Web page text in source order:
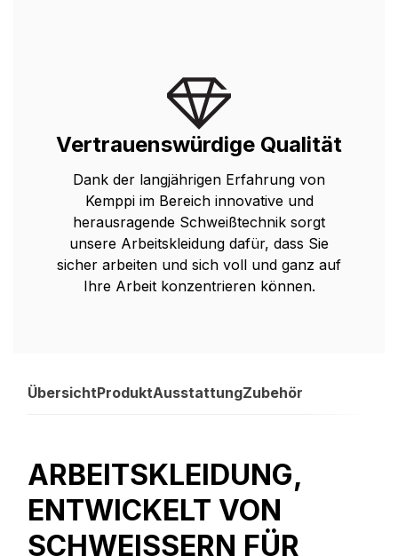
Vertrauenswürdige Qualität
Dank der langjährigen Erfahrung von
Kemppi im Bereich innovative und
herausragende Schweißtechnik sorgt
unsere Arbeitskleidung dafür, dass Sie
sicher arbeiten und sich voll und ganz auf
Ihre Arbeit konzentrieren können.
ÜbersichtProduktAusstattungZubehör
ARBEITSKLEIDUNG,
ENTWICKELT VON
SCHWEISSERN FÜR S